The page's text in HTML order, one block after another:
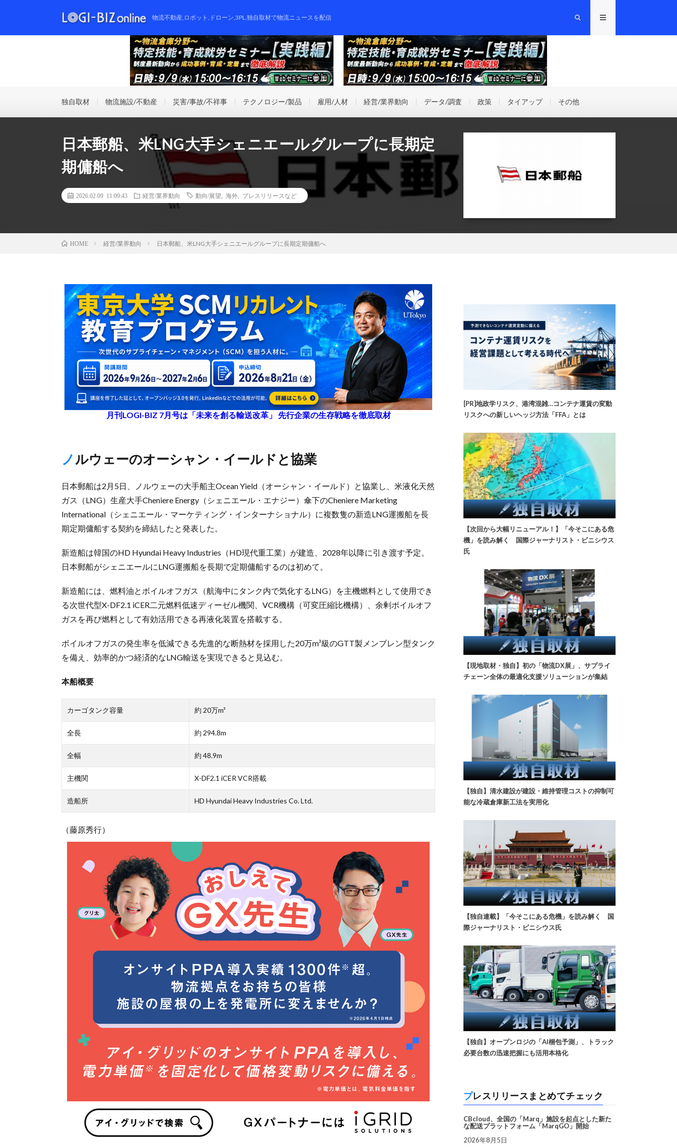
物流不動産,ロボット,ドローン,3PL,独自取材で物流ニュースを配信
独自取材 物流施設/不動産 災害/事故/不祥事 テクノロジー/製品 雇用/人材 経営/業界動向 データ/調査 政策 タイアップ その他
日本郵船、米LNG大手シェニエールグループに長期定
期傭船へ
2026.02.09 11:09:43 経営/業界動向 動向/展望 海外 プレスリリースなど
HOME 経営/業界動向 日本郵船、米LNG大手シェニエールグループに長期定期傭船へ
月刊LOGI-BIZ 7月号は「未来を創る輸送改革」 先行企業の生存戦略を徹底取材
ノルウェーのオーシャン・イールドと協業
日本郵船は2月5日、ノルウェーの大手船主Ocean Yield（オーシャン・イールド）と協業し、米液化天然
ガス（LNG）生産大手Cheniere Energy（シェニエール・エナジー）傘下のCheniere Marketing
International（シェニエール・マーケティング・インターナショナル）に複数隻の新造LNG運搬船を長
期定期傭船する契約を締結したと発表した。
新造船は韓国のHD Hyundai Heavy Industries（HD現代重工業）が建造、2028年以降に引き渡す予定。
日本郵船がシェニエールにLNG運搬船を長期で定期傭船するのは初めて。
新造船には、燃料油とボイルオフガス（航海中にタンク内で気化するLNG）を主機燃料として使用でき
る次世代型X-DF2.1 iCER二元燃料低速ディーゼル機関、VCR機構（可変圧縮比機構）、余剰ボイルオフ
ガスを再び燃料として有効活用できる再液化装置を搭載する。
ボイルオフガスの発生率を低減できる先進的な断熱材を採用した20万m³級のGTT製メンブレン型タンク
を備え、効率的かつ経済的なLNG輸送を実現できると見込む。
本船概要
カーゴタンク容量 約 20万m³
全長 約 294.8m
全幅 約 48.9m
主機関 X-DF2.1 iCER VCR搭載
造船所 HD Hyundai Heavy Industries Co. Ltd.
（藤原秀行）
[PR]地政学リスク、港湾混雑…コンテナ運賃の変動
リスクへの新しいヘッジ方法「FFA」とは
【次回から大幅リニューアル！】「今そこにある危
機」を読み解く 国際ジャーナリスト・ビニシウス
氏
【現地取材・独自】初の「物流DX展」、サプライ
チェーン全体の最適化支援ソリューションが集結
【独自】清水建設が建設・維持管理コストの抑制可
能な冷蔵倉庫新工法を実用化
【独自連載】「今そこにある危機」を読み解く 国
際ジャーナリスト・ビニシウス氏
【独自】オープンロジの「AI梱包予測」、トラック
必要台数の迅速把握にも活用本格化
プレスリリースまとめてチェック
CBcloud、全国の「Marq」施設を起点とした新た
な配送プラットフォーム「MarqGO」開始
2026年8月5日